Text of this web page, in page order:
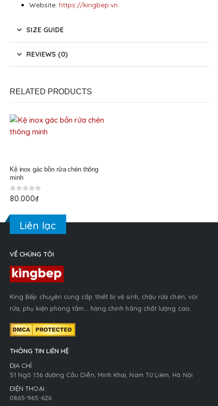
Website: https://kingbep.vn
SIZE GUIDE
REVIEWS (0)
RELATED PRODUCTS
Kệ inox gác bồn rửa chén thông
minh
0out of 5
80.000₫
Liên lạc
VỀ CHÚNG TÔI
King Bếp chuyên cung cấp thiết bị vệ sinh, chậu rửa chén, vòi
rửa, phụ kiện phòng tắm... hàng chính hãng chất lượng cao.
THÔNG TIN LIÊN HỆ
ĐỊA CHỈ:
51 Ngõ 136 đường Cầu Diễn, Minh Khai, Nam Từ Liêm, Hà Nội
ĐIỆN THOẠI:
0865-965-626